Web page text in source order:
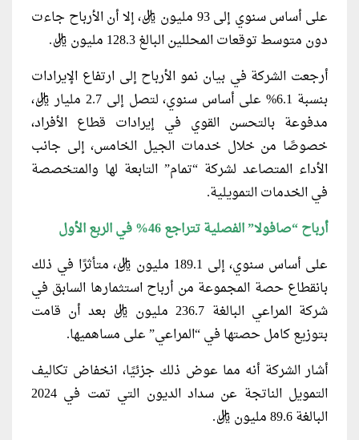
على أساس سنوي إلى 93 مليون ريال، إلا أن الأرباح جاءت
دون متوسط توقعات المحللين البالغ 128.3 مليون ريال.
أرجعت الشركة في بيان نمو الأرباح إلى ارتفاع الإيرادات
بنسبة 6.1% على أساس سنوي، لتصل إلى 2.7 مليار ريال،
مدفوعة بالتحسن القوي في إيرادات قطاع الأفراد،
خصوصًا من خلال خدمات الجيل الخامس، إلى جانب
الأداء المتصاعد لشركة “تمام” التابعة لها والمتخصصة
في الخدمات التمويلية.
أرباح “صافولا” الفصلية تتراجع 46% في الربع الأول
على أساس سنوي، إلى 189.1 مليون ريال، متأثرًا في ذلك
بانقطاع حصة المجموعة من أرباح استثمارها السابق في
شركة المراعي البالغة 236.7 مليون ريال بعد أن قامت
بتوزيع كامل حصتها في “المراعي” على مساهميها.
أشار الشركة أنه مما عوض ذلك جزئيًا، انخفاض تكاليف
التمويل الناتجة عن سداد الديون التي تمت في 2024
البالغة 89.6 مليون ريال.